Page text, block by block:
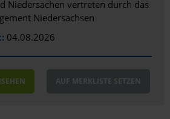
Niedersachen vertreten durch das
Niedersachsen
04.08.2026
AUF MERKLISTE SETZEN